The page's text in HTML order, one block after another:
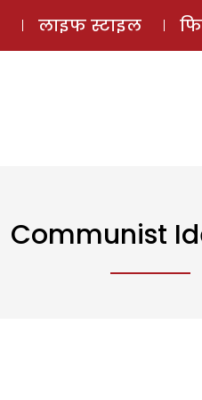
लाइफ स्टाइल
Communist